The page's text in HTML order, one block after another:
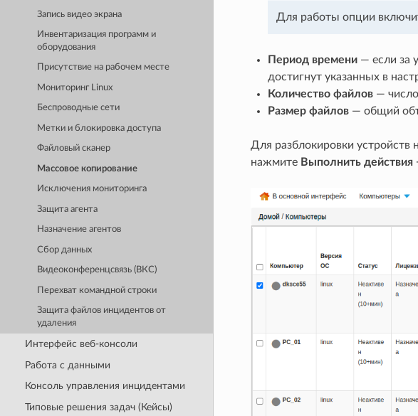
Запись видео экрана
Инвентаризация программ и
оборудования
Присутствие на рабочем месте
Мониторинг Linux
Беспроводные сети
Метки и блокировка доступа
Файловый сканер
Массовое копирование
Исключения мониторинга
Защита агента
Назначение агентов
Сбор данных
Видеоконференцсвязь (ВКС)
Перехват командной строки
Защита файлов инцидентов от
удаления
Интерфейс веб-консоли
Работа с данными
Консоль управления инцидентами
Типовые решения задач (Кейсы)
Для работы опции
Период времени— если за
достигнут указанных в
Количество файлов— число
Размер файлов— общий
Для разблокировки устройств
нажмите Выполнить действия